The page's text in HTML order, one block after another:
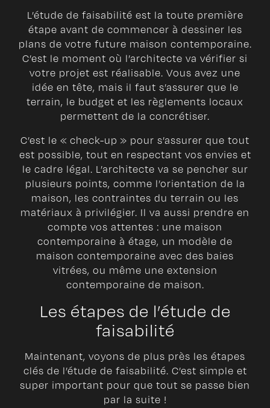
L’étude de faisabilité est la toute première
étape avant de commencer à dessiner les
plans de votre future maison contemporaine.
C’est le moment où l’architecte va vérifier si
votre projet est réalisable. Vous avez une
idée en tête, mais il faut s’assurer que le
terrain, le budget et les règlements locaux
permettent de la concrétiser.
C’est le « check-up » pour s’assurer que tout
est possible, tout en respectant vos envies et
le cadre légal. L’architecte va se pencher sur
plusieurs points, comme l’orientation de la
maison, les contraintes du terrain ou les
matériaux à privilégier. Il va aussi prendre en
compte vos attentes : une maison
contemporaine à étage, un modèle de
maison contemporaine avec des baies
vitrées, ou même une extension
contemporaine de maison.
Les étapes de l’étude de
faisabilité
Maintenant, voyons de plus près les étapes
clés de l’étude de faisabilité. C’est simple et
super important pour que tout se passe bien
par la suite !